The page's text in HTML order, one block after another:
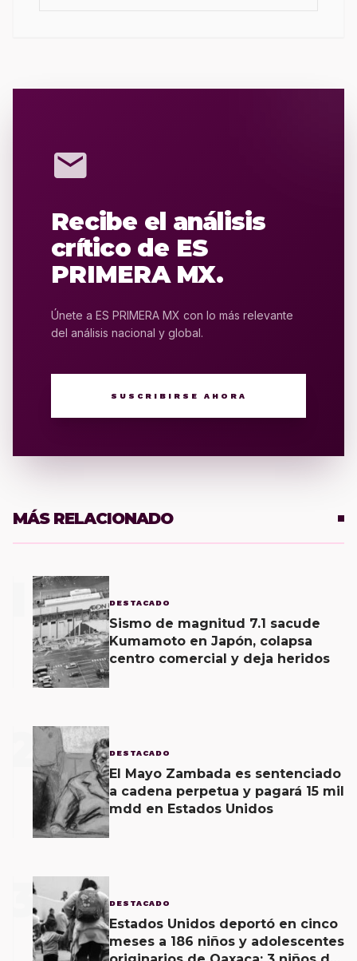
mail
Recibe el análisis
crítico de ES
PRIMERA MX.
Únete a ES PRIMERA MX con lo más relevante
del análisis nacional y global.
SUSCRIBIRSE AHORA
MÁS RELACIONADO
DESTACADO
Sismo de magnitud 7.1 sacude
Kumamoto en Japón, colapsa
centro comercial y deja heridos
2 DESTACADO
El Mayo Zambada es sentenciado
a cadena perpetua y pagará 15 mil
mdd en Estados Unidos
3 DESTACADO
Estados Unidos deportó en cinco
meses a 186 niños y adolescentes